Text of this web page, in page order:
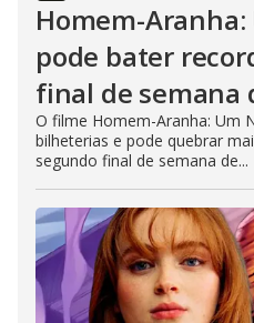
Homem-Aranha:
pode bater
final de semana
O filme Homem-Aranha: Um
bilheterias e pode quebrar
segundo final de semana de...